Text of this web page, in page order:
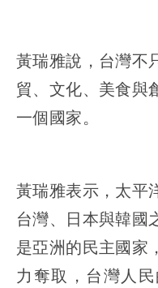
黃瑞雅說，台灣不
貿、文化、美食與
一個國家。
黃瑞雅表示，太平
台灣、日本與韓國
是亞洲的民主國家
力奪取，台灣人